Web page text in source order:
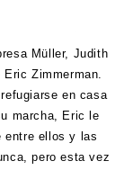
Müller, Judith
Zimmerman.
en casa
marcha, Eric le
entre ellos y las
pero esta vez